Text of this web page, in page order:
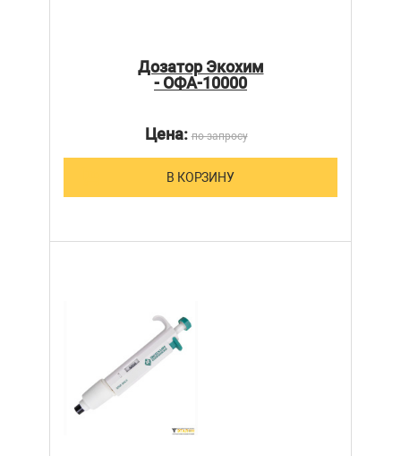
Дозатор Экохим
- ОФА-10000
Цена:по запросу
В КОРЗИНУ